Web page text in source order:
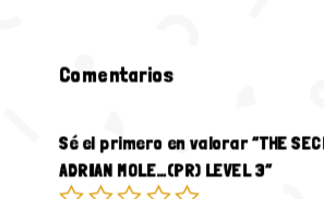
Comentarios
Sé el primero en valorar “THE
ADRIAN MOLE…(PR) LEVEL 3”